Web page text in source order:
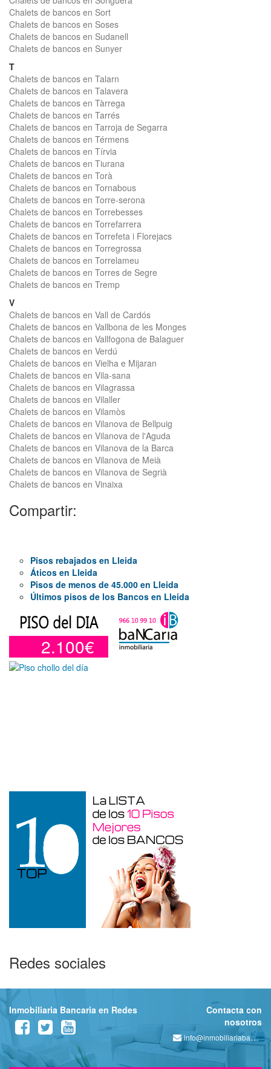
Chalets de bancos en Sort
Chalets de bancos en Soses
Chalets de bancos en Sudanell
Chalets de bancos en Sunyer
T
Chalets de bancos en Talarn
Chalets de bancos en Talavera
Chalets de bancos en Tàrrega
Chalets de bancos en Tarrés
Chalets de bancos en Tarroja de Segarra
Chalets de bancos en Térmens
Chalets de bancos en Tírvia
Chalets de bancos en Tiurana
Chalets de bancos en Torà
Chalets de bancos en Tornabous
Chalets de bancos en Torre-serona
Chalets de bancos en Torrebesses
Chalets de bancos en Torrefarrera
Chalets de bancos en Torrefeta i Florejacs
Chalets de bancos en Torregrossa
Chalets de bancos en Torrelameu
Chalets de bancos en Torres de Segre
Chalets de bancos en Tremp
V
Chalets de bancos en Vall de Cardós
Chalets de bancos en Vallbona de les Monges
Chalets de bancos en Vallfogona de Balaguer
Chalets de bancos en Verdú
Chalets de bancos en Vielha e Mijaran
Chalets de bancos en Vila-sana
Chalets de bancos en Vilagrassa
Chalets de bancos en Vilaller
Chalets de bancos en Vilamòs
Chalets de bancos en Vilanova de Bellpuig
Chalets de bancos en Vilanova de l'Aguda
Chalets de bancos en Vilanova de la Barca
Chalets de bancos en Vilanova de Meià
Chalets de bancos en Vilanova de Segrià
Chalets de bancos en Vinaixa
Compartir:
Pisos rebajados en Lleida
Áticos en Lleida
Pisos de menos de 45.000 en Lleida
Últimos pisos de los Bancos en Lleida
2.100€
Redes sociales
Inmobiliaria Bancaria en Redes
Contacta con
nosotros
info@inmobiliariabancaria.com